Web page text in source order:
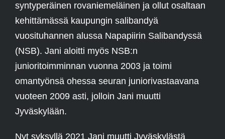
syntyperäinen rovaniemeläinen ja ollut osaltaan
kehittämässä kaupungin salibandyä
vuosituhannen alussa Napapiirin Salibandyssä
(NSB). Jani aloitti myös NSB:n
junioritoimminnan vuonna 2003 ja toimi
omantyönsä ohessa seuran juniorivastaavana
vuoteen 2009 asti, jolloin Jani muutti
Jyväskylään.
Nyt syksyllä 2021 Jani muutti Jyväskylästä